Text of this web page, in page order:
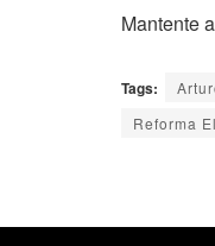
Mantente
Tags:
Reforma